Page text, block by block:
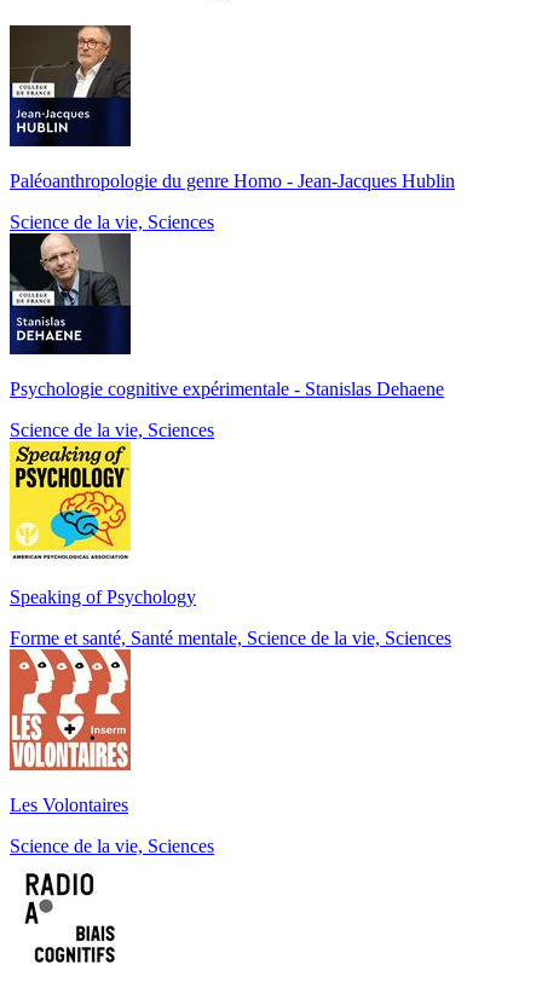
Paléoanthropologie du genre Homo - Jean-Jacques Hublin
Science de la vie, Sciences
Psychologie cognitive expérimentale - Stanislas Dehaene
Science de la vie, Sciences
Speaking of Psychology
Forme et santé, Santé mentale, Science de la vie, Sciences
Les Volontaires
Science de la vie, Sciences